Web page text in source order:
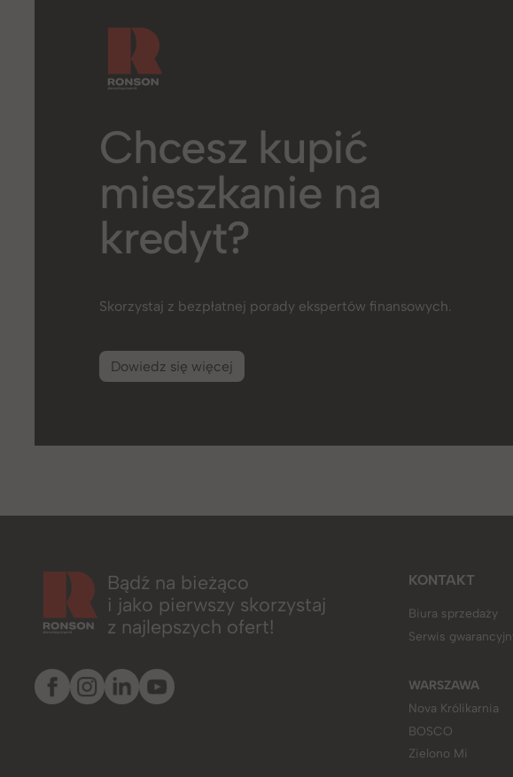
Chcesz kupić
mieszkanie na
kredyt?
Skorzystaj z bezpłatnej porady ekspertów finansowych.
Dowiedz się więcej
Bądź na bieżąco
i jako pierwszy skorzystaj
z najlepszych ofert!
KONTAKT
Biura sprzedaży
Serwis
WARSZAWA
Nova Królikarnia
BOSCO
Zielono Mi